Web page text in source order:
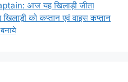
आज यह खिलाड़ी जीता
को कप्तान एवं वाइस कप्तान